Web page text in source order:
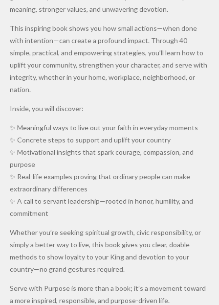
meaning, stronger values, and unwavering devotion.
This inspiring book shows you how small actions—when done
with intention—can create a profound impact. Through 40
simple, practical, and empowering strategies, you’ll learn how to
uplift your community, strengthen your character, and serve with
integrity, whether in your home, workplace, neighborhood, or
nation.
Inside, you will discover:
✨ Meaningful ways to live out your faith in everyday moments
✨ Concrete steps to support and uplift your country
✨ Motivational insights that spark courage, compassion, and
purpose
✨ Real-life examples proving that ordinary people can make
extraordinary differences
✨ A call to servant leadership—rooted in honor, humility, and
commitment
Whether you’re seeking spiritual growth, civic responsibility, or
simply a better way to live, this book gives you clear, doable
methods to show loyalty to your King and devotion to your
country—no grand gestures required.
Serve with Purpose is more than a book; it’s a movement toward
a more inspired, responsible, and purpose-driven life.